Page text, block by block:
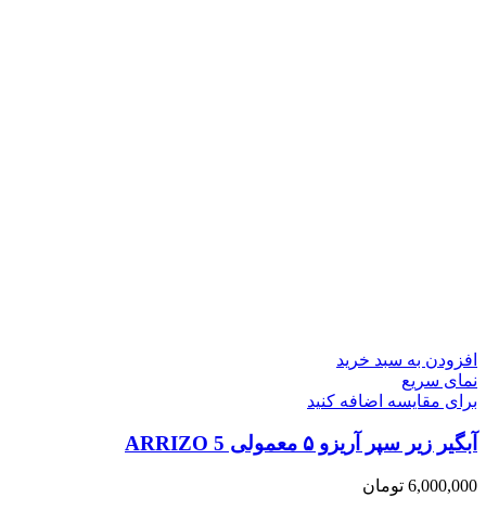
افزودن به سبد خرید
نمای سریع
برای مقایسه اضافه کنید
آبگیر زیر سپر آریزو ۵ معمولی ARRIZO 5
6,000,000 تومان